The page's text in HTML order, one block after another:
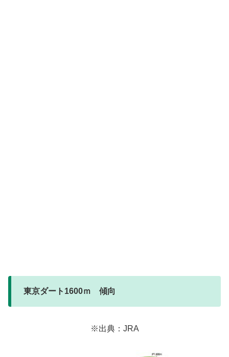
東京ダート1600ｍ 傾向
※出典：JRA